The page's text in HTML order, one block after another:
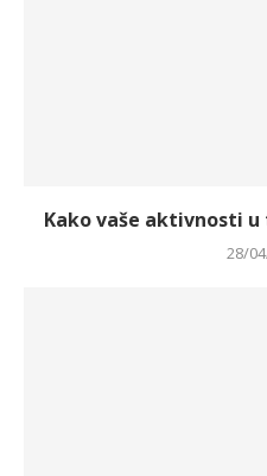
Kako vaše aktivnosti
28/